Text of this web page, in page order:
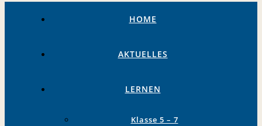
HOME
AKTUELLES
LERNEN
Klasse 5 – 7